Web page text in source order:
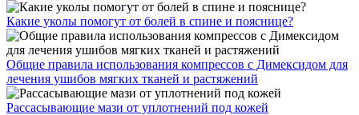
Какие уколы помогут от болей в спине и пояснице?
Общие правила использования компрессов с Димексидом для
лечения ушибов мягких тканей и растяжений
Рассасывающие мази от уплотнений под кожей